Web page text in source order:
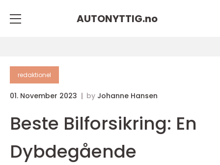
AUTONYTTIG.no
redaktionel
01. November 2023 by Johanne Hansen
Beste Bilforsikring: En
Dybdegående